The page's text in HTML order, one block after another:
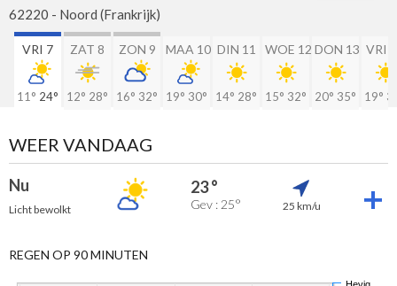
62220 - Noord (Frankrijk)
VRI 7
11° 24°
ZAT 8
12° 28°
ZON 9
16° 32°
MAA 10
19° 30°
DIN 11
14° 28°
WOE 12
15° 32°
DON 13
20° 35°
VRI
19°
WEER VANDAAG
Nu
Licht bewolkt
23 °
Gev : 25° 25 km/u
REGEN OP 90 MINUTEN